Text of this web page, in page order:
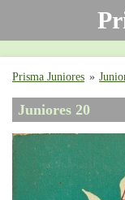
de
Prisma Juniores »
Juniores 20